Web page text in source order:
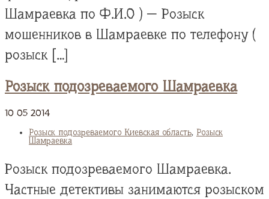
Шамраевка по Ф.И.О ) — Розыск
мошенников в Шамраевке по телефону (
розыск […]
Розыск подозреваемого Шамраевка
10 05 2014
Розыск подозреваемого Киевская область, Розыск
Шамраевка
Розыск подозреваемого Шамраевка.
Частные детективы занимаются розыском